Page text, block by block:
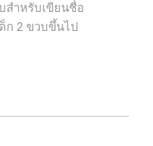
สำหรับเขียนชื่อ
ก 2 ขวบขึ้นไป